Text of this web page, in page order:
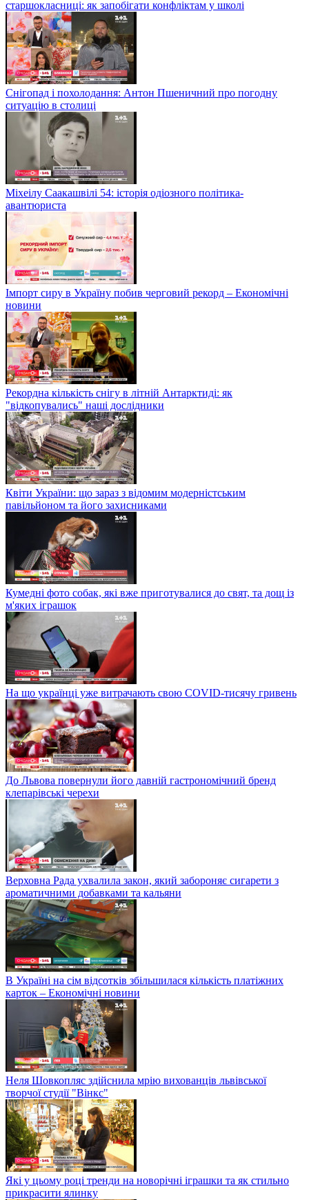
старшокласниці: як запобігати конфліктам у школі
Снігопад і похолодання: Антон Пшеничний про погодну
ситуацію в столиці
Міхеілу Саакашвілі 54: історія одіозного політика-
авантюриста
Імпорт сиру в Україну побив черговий рекорд – Економічні
новини
Рекордна кількість снігу в літній Антарктиді: як
"відкопувались" наші дослідники
Квіти України: що зараз з відомим модерністським
павільйоном та його захисниками
Кумедні фото собак, які вже приготувалися до свят, та дощ із
м'яких іграшок
На що українці уже витрачають свою COVID-тисячу гривень
До Львова повернули його давній гастрономічний бренд
клепарівські черехи
Верховна Рада ухвалила закон, який забороняє сигарети з
ароматичними добавками та кальяни
В Україні на сім відсотків збільшилася кількість платіжних
карток – Економічні новини
Неля Шовкопляс здійснила мрію вихованців львівської
творчої студії "Вінкс"
Які у цьому році тренди на новорічні іграшки та як стильно
прикрасити ялинку